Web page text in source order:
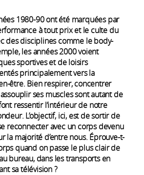
1980-90 ont été marquées par
à tout prix et le culte du
des disciplines comme le body-
les années 2000 voient
sportives et de loisirs
principalement vers la
être. Bien respirer, concentrer
ses muscles sont autant de
ressentir l’intérieur de notre
L’objectif, ici, est de sortir de
reconnecter avec un corps devenu
la majorité d’entre nous. Éprouve-t-
quand on passe le plus clair de
bureau, dans les transports en
sa télévision ?